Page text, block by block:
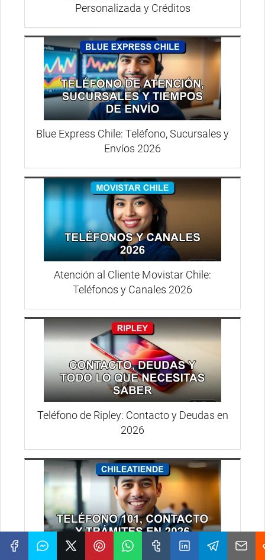
Personalizada y Créditos
Blue Express Chile: Teléfono, Sucursales y
Envíos 2026
Atención al Cliente Movistar Chile:
Teléfonos y Canales 2026
Teléfono de Ripley: Contacto y Deudas en
2026